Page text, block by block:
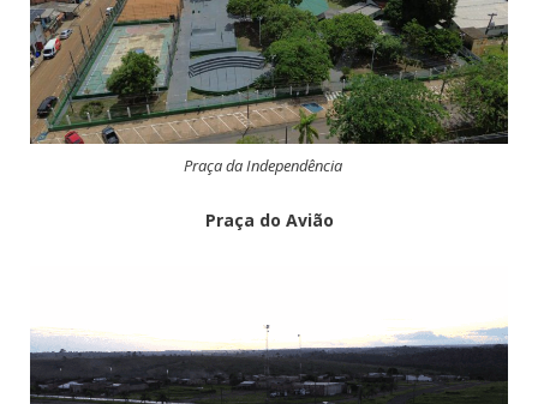
Praça da Independência
Praça do Avião